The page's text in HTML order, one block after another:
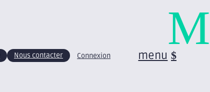
Nous contacter Connexion menu
M